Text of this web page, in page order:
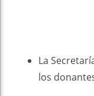
La
los